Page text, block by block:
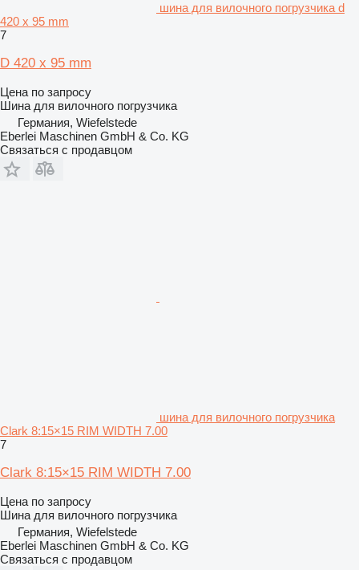
шина для вилочного погрузчика d
420 x 95 mm
7
D 420 x 95 mm
Цена по запросу
Шина для вилочного погрузчика
Германия, Wiefelstede
Eberlei Maschinen GmbH & Co. KG
Связаться с продавцом
шина для вилочного погрузчика
Clark 8:15×15 RIM WIDTH 7.00
7
Clark 8:15×15 RIM WIDTH 7.00
Цена по запросу
Шина для вилочного погрузчика
Германия, Wiefelstede
Eberlei Maschinen GmbH & Co. KG
Связаться с продавцом